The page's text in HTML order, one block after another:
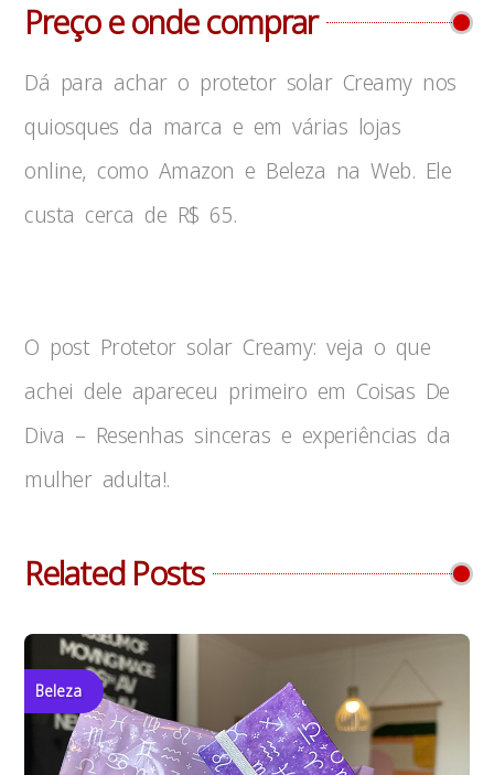
Preço e onde comprar
Dá para achar o protetor solar Creamy nos
quiosques da marca e em várias lojas
online, como Amazon e Beleza na Web. Ele
custa cerca de R$ 65.
O post Protetor solar Creamy: veja o que
achei dele apareceu primeiro em Coisas De
Diva – Resenhas sinceras e experiências da
mulher adulta!.
Related Posts
Beleza